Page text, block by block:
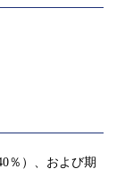
％）、および期